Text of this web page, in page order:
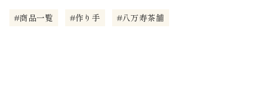
#商品一覧 #作り手 #八万寿茶舗